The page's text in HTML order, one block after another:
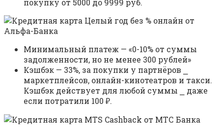
покупку от 5000 до 9999 руб.
Минимальный платеж — «0-10% от суммы
задолженности, но не менее 300 рублей»
Кэшбэк — 33%, за покупки у партнёров ⎯
маркетплейсов, онлайн-кинотеатров и такси.
Кэшбэк действует для любой суммы ⎯ даже
если потратили 100 ₽.